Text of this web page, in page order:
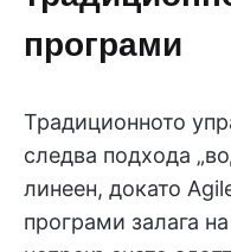
програми
Традиционното
следва подхода
линеен, докато
програми залага